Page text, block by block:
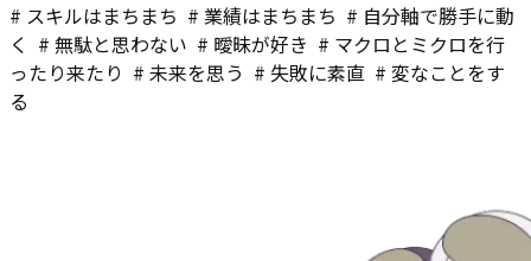
# スキルはまちまち # 業績はまちまち # 自分軸で勝手に動
く # 無駄と思わない # 曖昧が好き # マクロとミクロを行
ったり来たり # 未来を思う # 失敗に素直 # 変なことをす
る